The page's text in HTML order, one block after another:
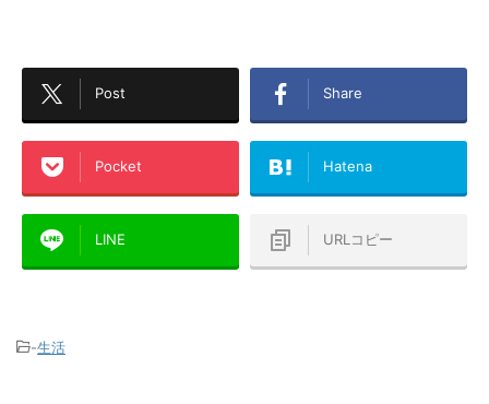
Post Share
Pocket Hatena
LINE URLコピー
-生活